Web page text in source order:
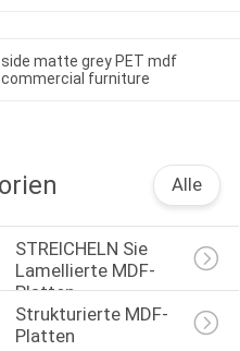
matte grey PET mdf
furniture
Alle
STREICHELN Sie
Lamellierte MDF-
Platten
Strukturierte MDF-
Platten